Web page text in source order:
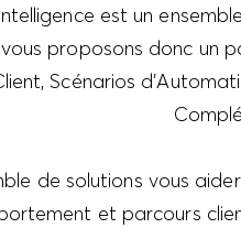
est un
proposons donc un
Scénarios
de solutions vous
et parcours